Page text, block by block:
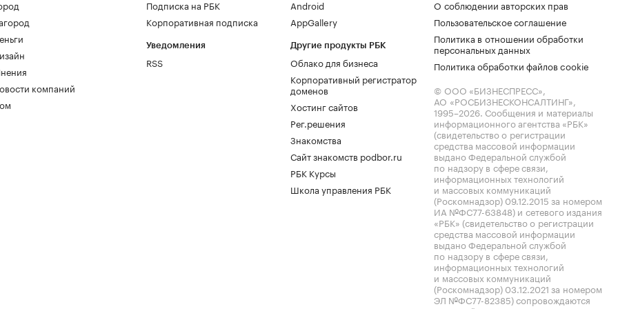
компаний
Подписка на РБК
Корпоративная подписка
Уведомления
RSS
Android
AppGallery
Другие продукты РБК
Облако для бизнеса
Корпоративный регистратор
доменов
Хостинг сайтов
Рег.решения
Знакомства
Сайт знакомств podbor.ru
РБК Курсы
Школа управления РБК
О соблюдении авторских прав
Пользовательское соглашение
Политика в отношении обработки
персональных данных
Политика обработки файлов cookie
© ООО «БИЗНЕСПРЕСС»,
АО «РОСБИЗНЕСКОНСАЛТИНГ»,
1995–2026. Сообщения и материалы
информационного агентства «РБК»
(свидетельство о регистрации
средства массовой информации
выдано Федеральной службой
по надзору в сфере связи,
информационных технологий
и массовых коммуникаций
(Роскомнадзор) 09.12.2015 за номером
ИА №ФС77-63848) и сетевого издания
«РБК» (свидетельство о регистрации
средства массовой информации
выдано Федеральной службой
по надзору в сфере связи,
информационных технологий
и массовых коммуникаций
(Роскомнадзор) 03.12.2021 за номером
ЭЛ №ФС77-82385) сопровождаются